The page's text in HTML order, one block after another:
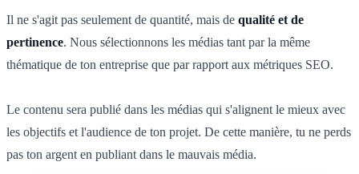
Il ne s'agit pas seulement de quantité, mais de qualité et de
pertinence. Nous sélectionnons les médias tant par la même
thématique de ton entreprise que par rapport aux métriques SEO.
Le contenu sera publié dans les médias qui s'alignent le mieux avec
les objectifs et l'audience de ton projet. De cette manière, tu ne perds
pas ton argent en publiant dans le mauvais média.